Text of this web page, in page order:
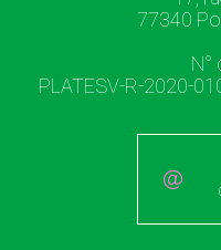
77340
N°
PLATESV-R-2020-